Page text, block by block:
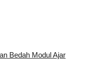
Bedah Modul Ajar